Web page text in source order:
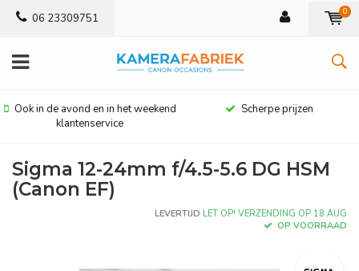
06 23309751 0
Ook in de avond en in het weekend
klantenservice
Scherpe prijzen
Sigma 12-24mm f/4.5-5.6 DG HSM
(Canon EF)
LEVERTIJD LET OP! VERZENDING OP 18 AUG
OP VOORRAAD